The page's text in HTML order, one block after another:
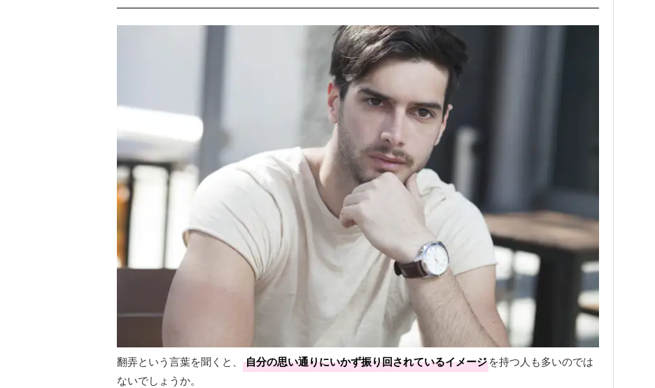
翻弄という言葉を聞くと、 自分の思い通りにいかず振り回されているイメージを持つ人も多いのでは
ないでしょうか。